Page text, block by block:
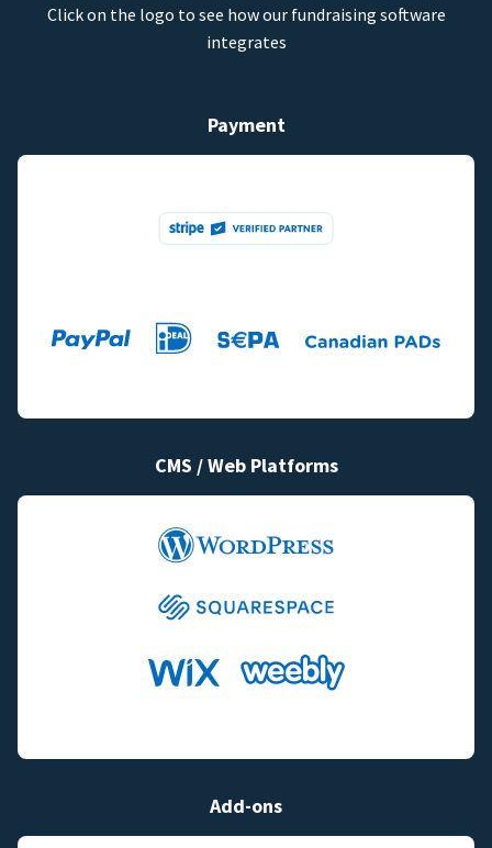
Click on the logo to see how our fundraising software
integrates
Payment
CMS / Web Platforms
Add-ons